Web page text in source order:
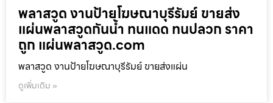
พลาสวูด งานป้ายโฆษณาบุรีรัมย์ ขายส่ง
แผ่นพลาสวูดกันน้ำ ทนแดด ทนปลวก ราคา
ถูก แผ่นพลาสวูด.com
พลาสวูด งานป้ายโฆษณาบุรีรัมย์ ขายส่งแผ่น
ดูเพิ่มเติม »